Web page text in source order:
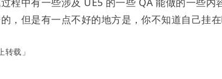
，但是有一点不好的地方是，你不知道自己挂在
转载」